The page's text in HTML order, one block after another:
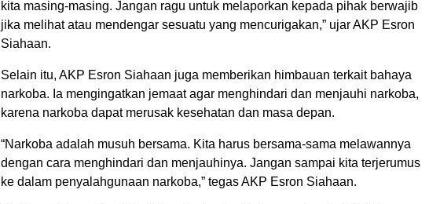
kita masing-masing. Jangan ragu untuk melaporkan kepada pihak berwajib
jika melihat atau mendengar sesuatu yang mencurigakan,” ujar AKP Esron
Siahaan.
Selain itu, AKP Esron Siahaan juga memberikan himbauan terkait bahaya
narkoba. Ia mengingatkan jemaat agar menghindari dan menjauhi narkoba,
karena narkoba dapat merusak kesehatan dan masa depan.
“Narkoba adalah musuh bersama. Kita harus bersama-sama melawannya
dengan cara menghindari dan menjauhinya. Jangan sampai kita terjerumus
ke dalam penyalahgunaan narkoba,” tegas AKP Esron Siahaan.